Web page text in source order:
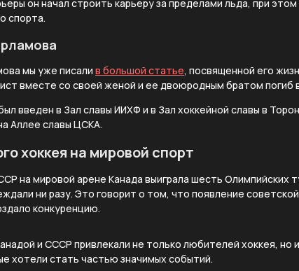
он начал строить карьеру за пределами льда, при
спорта.
мы уже писали в большой статье, посвященной его
вместе со своей женой и ее двоюродным братом погиб
введен в Зал славы ИИХФ и в Зал хоккейной славы в
Аллее славы ЦСКА.
хоккея на мировой спорт
на мировой арене Канада выиграла шесть Олимпийских
ни разу. Это говорит о том, что появление
конкуренцию.
и СССР привлекали не только любителей хоккея, но
хотели стать частью значимых событий.